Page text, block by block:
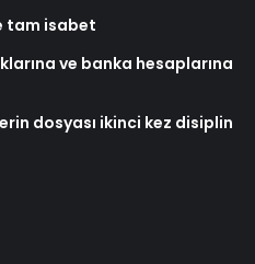
tam isabet
ve banka hesaplarına
dosyası ikinci kez disiplin